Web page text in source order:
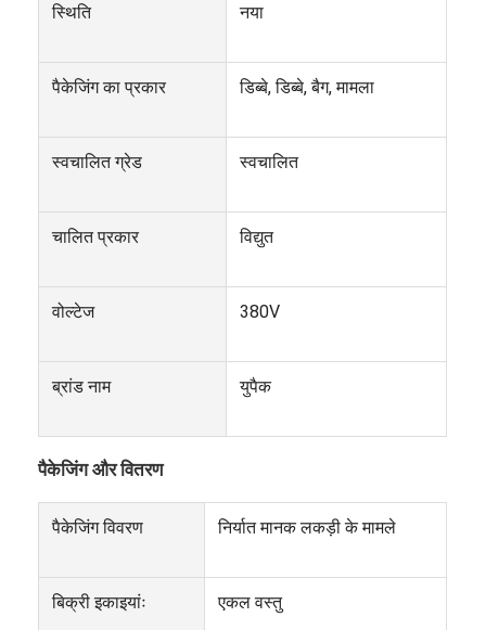
स्वचालित कैनिंग मशीन
बोतल धोने की मशीन
स्वचालित नसबंदी मशीन
टिन कैन बनाने की मशीनें
स्थिति नया
पैकेजिंग का प्रकार डिब्बे, डिब्बे, बैग, मामला
स्वचालित ग्रेड स्वचालित
चालित प्रकार विद्युत
वोल्टेज 380V
ब्रांड नाम युपैक
पैकेजिंग और वितरण
पैकेजिंग विवरण निर्यात मानक लकड़ी के मामले
बिक्री इकाइयांः एकल वस्तु